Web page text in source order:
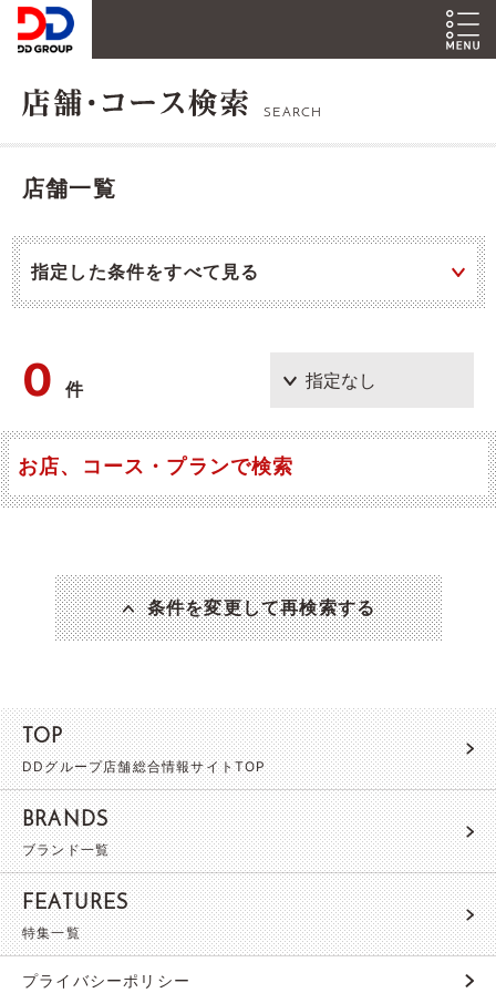
SEARCH
店舗一覧
指定した条件をすべて見る
0件
お店、コース・プランで検索
条件を変更して再検索する
TOP
DDグループ店舗総合情報サイトTOP
BRANDS
ブランド一覧
FEATURES
特集一覧
プライバシーポリシー